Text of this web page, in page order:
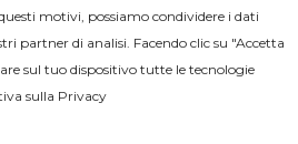
motivi, possiamo condividere i dati
partner di analisi. Facendo clic su "Accetta
sul tuo dispositivo tutte le tecnologie
sulla Privacy